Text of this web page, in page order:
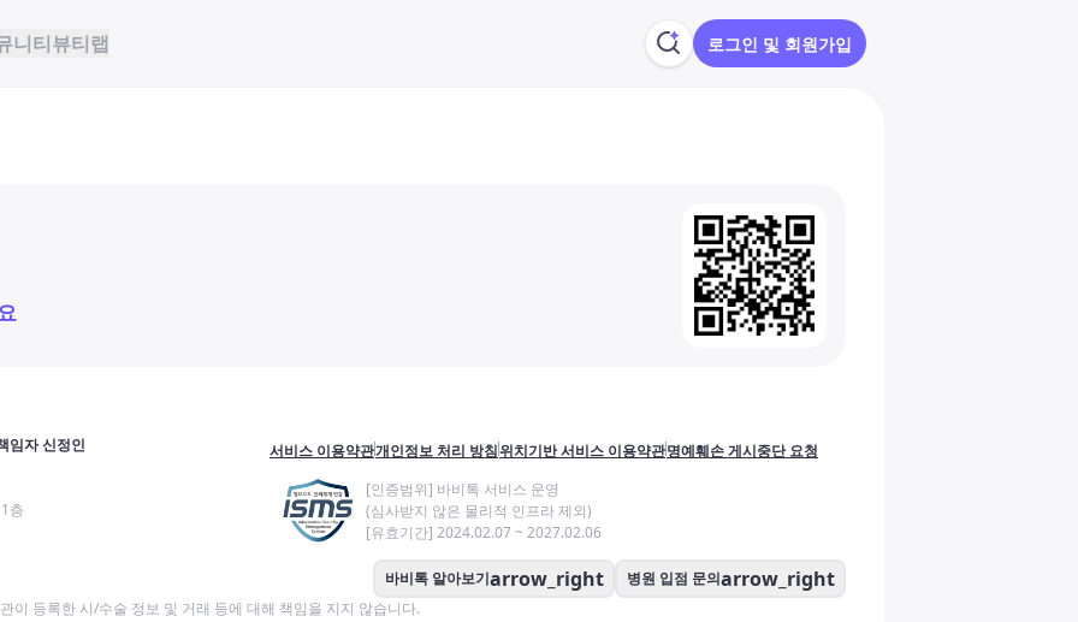
니티뷰티랩 로그인 및 회원가입
임자 신정인
층
서비스 이용약관개인정보 처리 방침위치기반 서비스 이용약관명예훼손 게시중단 요청
[인증범위] 바비톡 서비스 운영
(심사받지 않은 물리적 인프라 제외)
[유효기간] 2024.02.07 ~ 2027.02.06
바비톡 알아보기arrow_right 병원 입점 문의arrow_right
이 등록한 시/수술 정보 및 거래 등에 대해 책임을 지지 않습니다.